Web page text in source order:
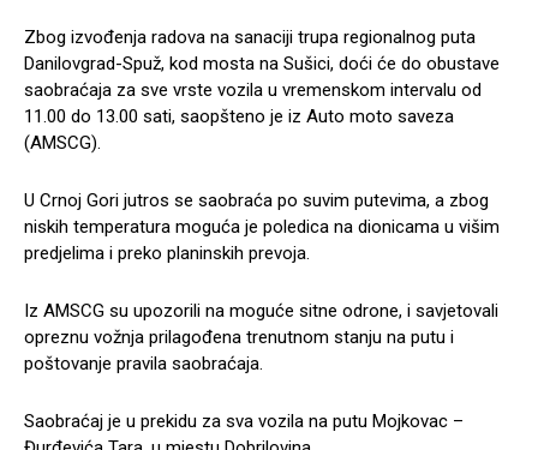
Zbog izvođenja radova na sanaciji trupa regionalnog puta
Danilovgrad-Spuž, kod mosta na Sušici, doći će do obustave
saobraćaja za sve vrste vozila u vremenskom intervalu od
11.00 do 13.00 sati, saopšteno je iz Auto moto saveza
(AMSCG).
U Crnoj Gori jutros se saobraća po suvim putevima, a zbog
niskih temperatura moguća je poledica na dionicama u višim
predjelima i preko planinskih prevoja.
Iz AMSCG su upozorili na moguće sitne odrone, i savjetovali
opreznu vožnja prilagođena trenutnom stanju na putu i
poštovanje pravila saobraćaja.
Saobraćaj je u prekidu za sva vozila na putu Mojkovac –